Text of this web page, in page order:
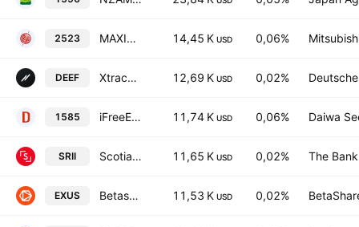
2523 MAXIS TOPIX ex-Financials ETF 14,45 K USD 0,06%
DEEF Xtrackers FTSE Developed ex US Multifactor ETF 12,69 K USD 0,02%
1585 iFreeETF TOPIX Ex-Financials 11,74 K USD 0,06% Daiwa
SRII Scotia Responsible Investing International Equity Index ETF Trust Units 11,65 K USD 0,02% The
EXUS Betashares Global Shares Ex US ETF Exchange Traded Fund Units 11,53 K USD 0,02%